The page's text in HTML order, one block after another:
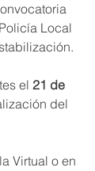
Local
el 21 de
del
Virtual o en